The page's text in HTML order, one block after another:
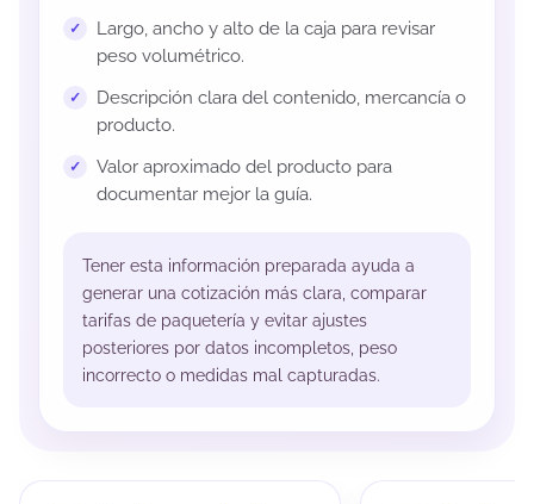
Largo, ancho y alto de la caja para revisar
peso volumétrico.
Descripción clara del contenido, mercancía o
producto.
Valor aproximado del producto para
documentar mejor la guía.
Tener esta información preparada ayuda a
generar una cotización más clara, comparar
tarifas de paquetería y evitar ajustes
posteriores por datos incompletos, peso
incorrecto o medidas mal capturadas.